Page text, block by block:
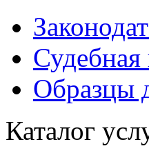
Судебная
Образцы
Каталог